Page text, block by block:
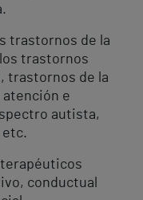
trastornos de la
trastornos
trastornos de la
e
autista,
etc.
conductual